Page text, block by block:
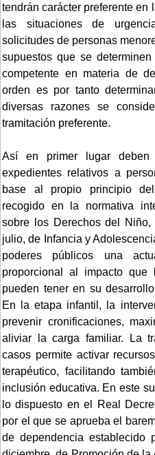
tendrán carácter preferente en
las situaciones de
solicitudes de personas
supuestos que se
competente en materia de
orden es por tanto
diversas razones se
tramitación preferente.
Así en primer lugar deben
expedientes relativos a
base al propio principio
recogido en la normativa
sobre los Derechos del
julio, de Infancia y
poderes públicos una
proporcional al impacto que
pueden tener en su
En la etapa infantil, la
prevenir cronificaciones,
aliviar la carga familiar. La
casos permite activar
terapéutico, facilitando
inclusión educativa. En este
lo dispuesto en el Real
por el que se aprueba el
de dependencia